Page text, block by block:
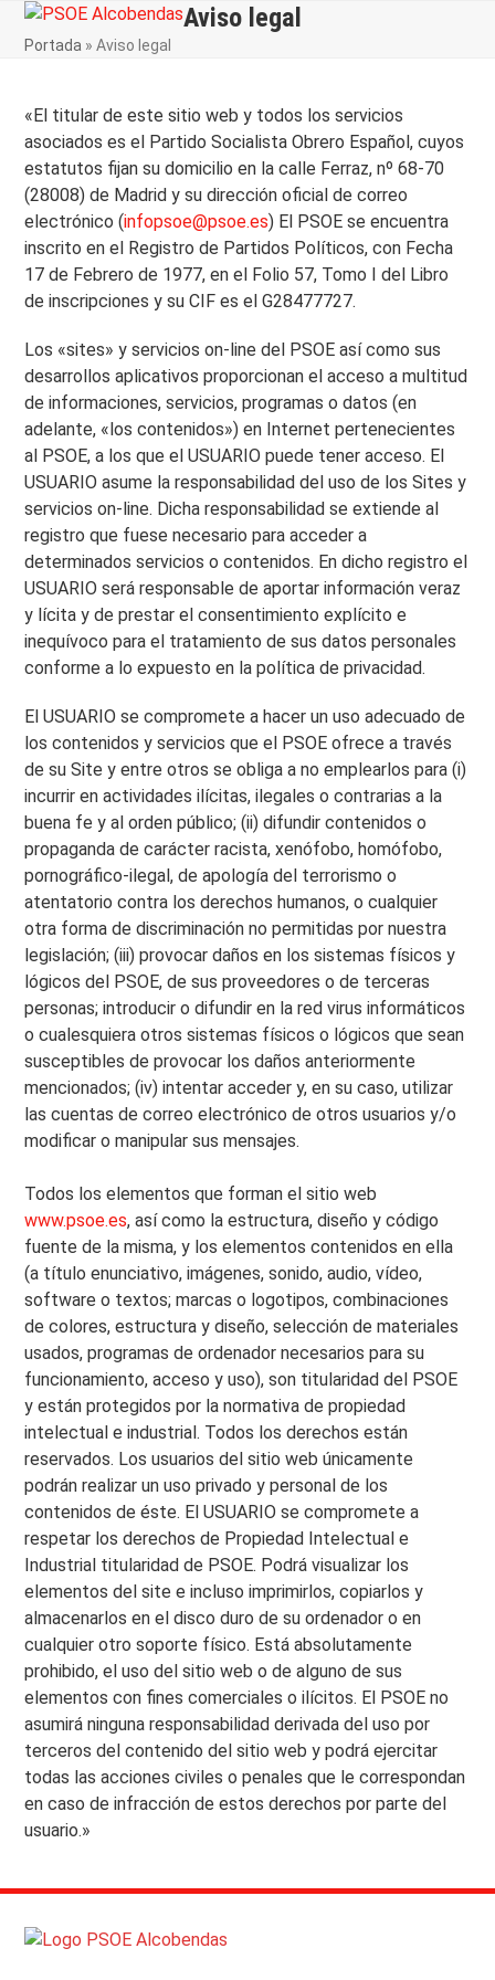
SkipOpen
mobile
Close
mobile
Aviso legal
Portada »Aviso legal
«El titular de este sitio web y todos los servicios
asociados es el Partido Socialista Obrero Español, cuyos
estatutos fijan su domicilio en la calle Ferraz, nº 68-70
(28008) de Madrid y su dirección oficial de correo
electrónico (infopsoe@psoe.es) El PSOE se encuentra
inscrito en el Registro de Partidos Políticos, con Fecha
17 de Febrero de 1977, en el Folio 57, Tomo I del Libro
de inscripciones y su CIF es el G28477727.
Los «sites» y servicios on-line del PSOE así como sus
desarrollos aplicativos proporcionan el acceso a multitud
de informaciones, servicios, programas o datos (en
adelante, «los contenidos») en Internet pertenecientes
al PSOE, a los que el USUARIO puede tener acceso. El
USUARIO asume la responsabilidad del uso de los Sites y
servicios on-line. Dicha responsabilidad se extiende al
registro que fuese necesario para acceder a
determinados servicios o contenidos. En dicho registro el
USUARIO será responsable de aportar información veraz
y lícita y de prestar el consentimiento explícito e
inequívoco para el tratamiento de sus datos personales
conforme a lo expuesto en la política de privacidad.
El USUARIO se compromete a hacer un uso adecuado de
los contenidos y servicios que el PSOE ofrece a través
de su Site y entre otros se obliga a no emplearlos para (i)
incurrir en actividades ilícitas, ilegales o contrarias a la
buena fe y al orden público; (ii) difundir contenidos o
propaganda de carácter racista, xenófobo, homófobo,
pornográfico-ilegal, de apología del terrorismo o
atentatorio contra los derechos humanos, o cualquier
otra forma de discriminación no permitidas por nuestra
legislación; (iii) provocar daños en los sistemas físicos y
lógicos del PSOE, de sus proveedores o de terceras
personas; introducir o difundir en la red virus informáticos
o cualesquiera otros sistemas físicos o lógicos que sean
susceptibles de provocar los daños anteriormente
mencionados; (iv) intentar acceder y, en su caso, utilizar
las cuentas de correo electrónico de otros usuarios y/o
modificar o manipular sus mensajes.
Todos los elementos que forman el sitio web
www.psoe.es, así como la estructura, diseño y código
fuente de la misma, y los elementos contenidos en ella
(a título enunciativo, imágenes, sonido, audio, vídeo,
software o textos; marcas o logotipos, combinaciones
de colores, estructura y diseño, selección de materiales
usados, programas de ordenador necesarios para su
funcionamiento, acceso y uso), son titularidad del PSOE
y están protegidos por la normativa de propiedad
intelectual e industrial. Todos los derechos están
reservados. Los usuarios del sitio web únicamente
podrán realizar un uso privado y personal de los
contenidos de éste. El USUARIO se compromete a
respetar los derechos de Propiedad Intelectual e
Industrial titularidad de PSOE. Podrá visualizar los
elementos del site e incluso imprimirlos, copiarlos y
almacenarlos en el disco duro de su ordenador o en
cualquier otro soporte físico. Está absolutamente
prohibido, el uso del sitio web o de alguno de sus
elementos con fines comerciales o ilícitos. El PSOE no
asumirá ninguna responsabilidad derivada del uso por
terceros del contenido del sitio web y podrá ejercitar
todas las acciones civiles o penales que le correspondan
en caso de infracción de estos derechos por parte del
usuario.»